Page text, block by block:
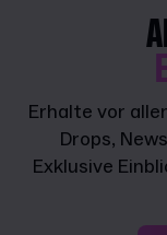
Erhalte vor
Drops,
Exklusive